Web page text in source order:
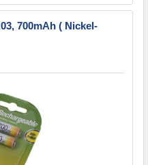
700mAh ( Nickel-